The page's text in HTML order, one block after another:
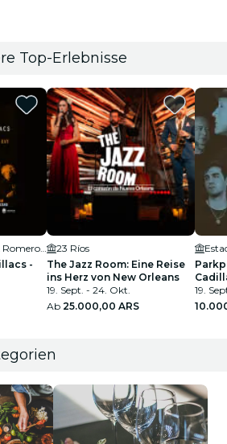
Top-Erlebnisse
-
23 Ríos
The Jazz Room: Eine Reise
ins Herz von New Orleans
19. Sept. - 24. Okt.
Ab 25.000,00 ARS
19.